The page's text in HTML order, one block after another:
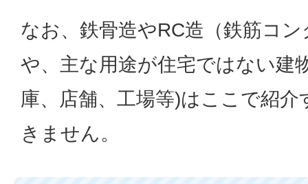
なお、鉄骨造やRC造（鉄筋コ
や、主な用途が住宅ではない建
庫、店舗、工場等)はここで紹
きません。